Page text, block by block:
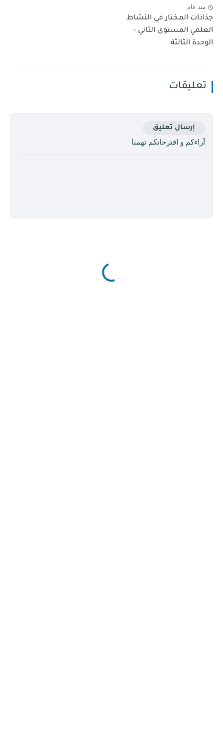
منذ عام
جذاذات المختار في النشاط
العلمي المستوى الثاني -
الوحدة الثالثة
تعليقات
إرسال تعليق
آراءكم و اقترحاتكم تهمنا